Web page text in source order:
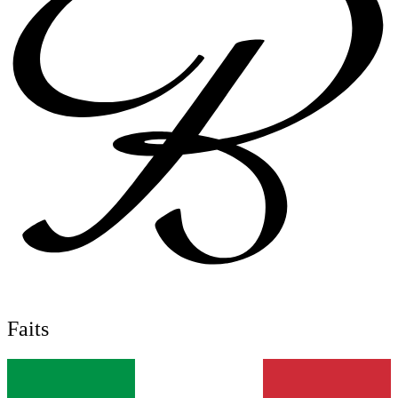
Faits